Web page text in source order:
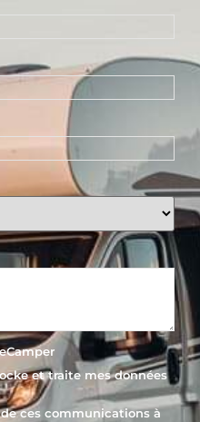
et traite mes données
ces communications à